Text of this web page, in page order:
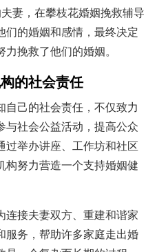
妻，在攀枝花婚姻挽救辅导
们的婚姻和感情，最终决定
挽救了他们的婚姻。
的社会责任
己的社会责任，不仅致力
与社会公益活动，提高公众
过举办讲座、工作坊和社区
构努力营造一个支持婚姻健
连接夫妻双方、重建和谐家
服务，帮助许多家庭走出婚